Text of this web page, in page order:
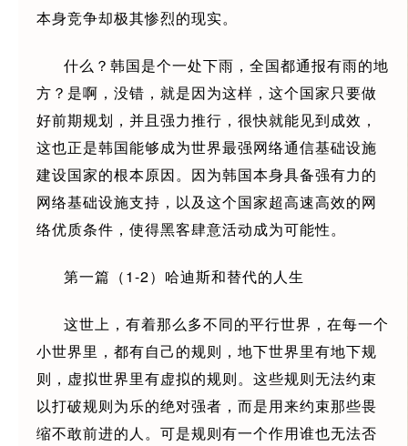
本身竞争却极其惨烈的现实。
什么？韩国是个一处下雨，全国都通报有雨的地
方？是啊，没错，就是因为这样，这个国家只要做
好前期规划，并且强力推行，很快就能见到成效，
这也正是韩国能够成为世界最强网络通信基础设施
建设国家的根本原因。因为韩国本身具备强有力的
网络基础设施支持，以及这个国家超高速高效的网
络优质条件，使得黑客肆意活动成为可能性。
第一篇（1-2）哈迪斯和替代的人生
这世上，有着那么多不同的平行世界，在每一个
小世界里，都有自己的规则，地下世界里有地下规
则，虚拟世界里有虚拟的规则。这些规则无法约束
以打破规则为乐的绝对强者，而是用来约束那些畏
缩不敢前进的人。可是规则有一个作用谁也无法否